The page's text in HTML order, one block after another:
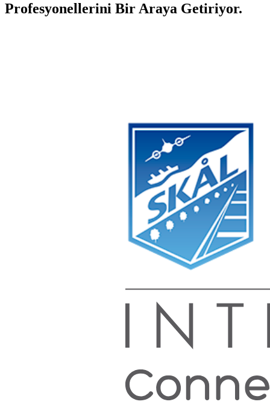
Profesyonellerini Bir Araya Getiriyor.